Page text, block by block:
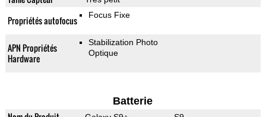
Propriétés autofocus Focus Fixe
APN Propriétés
Hardware
Stabilization Photo
Optique
Batterie